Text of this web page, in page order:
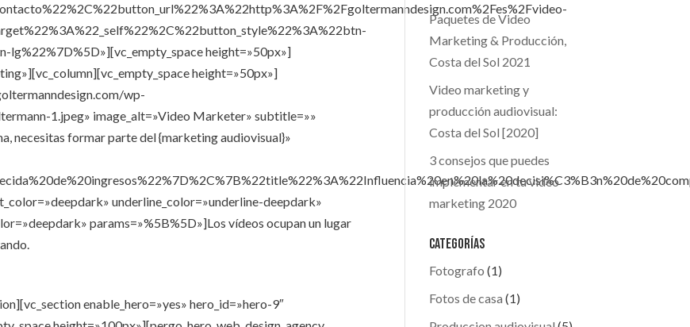
height=»50px»]
height=»50px»]
wp-
1.jpeg» image_alt=»Video Marketer» subtitle=»»
necesitas formar parte del {marketing audiovisual}»
underline_color=»underline-deepdark»
params=»%5B%5D»]Los vídeos ocupan un lugar
enable_hero=»yes» hero_id=»hero-9″
Paquetes de Video
Marketing & Producción,
Costa del Sol 2021
Video marketing y
producción audiovisual:
Costa del Sol [2020]
3 consejos que puedes
implementar en tu video
marketing 2020
Categorías
Fotografo (1)
Fotos de casa (1)